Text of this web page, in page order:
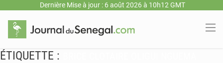
Dernière Mise à jour : 6 août 2026 à 10h12 GMT
ÉTIQUETTE :